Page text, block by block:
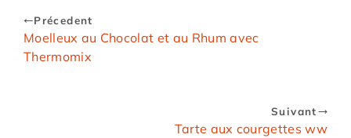
Précedent
Moelleux au Chocolat et au Rhum avec
Thermomix
Suivant
Tarte aux courgettes ww